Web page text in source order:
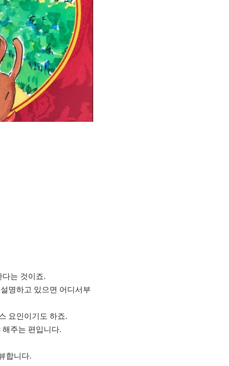
는 것이죠.
명하고 있으면 어디서부
요인이기도 하죠.
주는 편입니다.
합니다.